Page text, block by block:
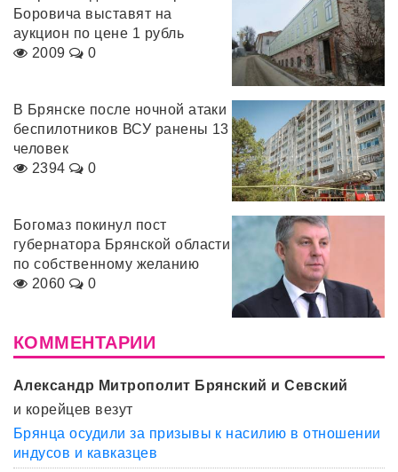
Боровича выставят на
аукцион по цене 1 рубль
2009
0
В Брянске после ночной атаки
беспилотников ВСУ ранены 13
человек
2394
0
Богомаз покинул пост
губернатора Брянской области
по собственному желанию
2060
0
КОММЕНТАРИИ
Александр Митрополит Брянский и Севский
и корейцев везут
Брянца осудили за призывы к насилию в отношении
индусов и кавказцев